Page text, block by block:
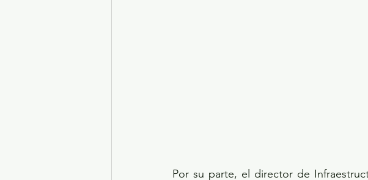
Por su parte, el director de